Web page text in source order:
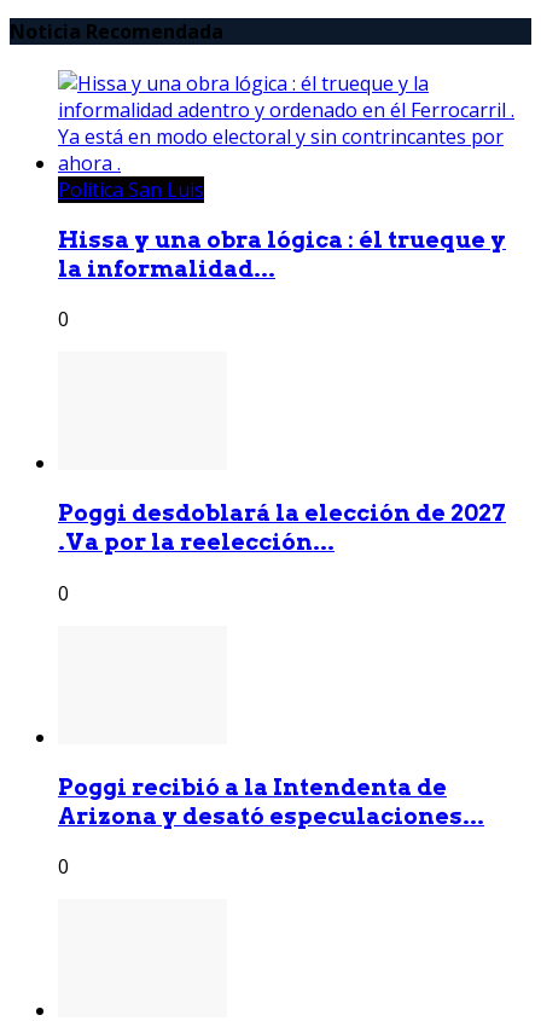
Noticia Recomendada
Política San Luis
Hissa y una obra lógica : él trueque y
la informalidad...
0
Poggi desdoblará la elección de 2027
.Va por la reelección...
0
Poggi recibió a la Intendenta de
Arizona y desató especulaciones...
0